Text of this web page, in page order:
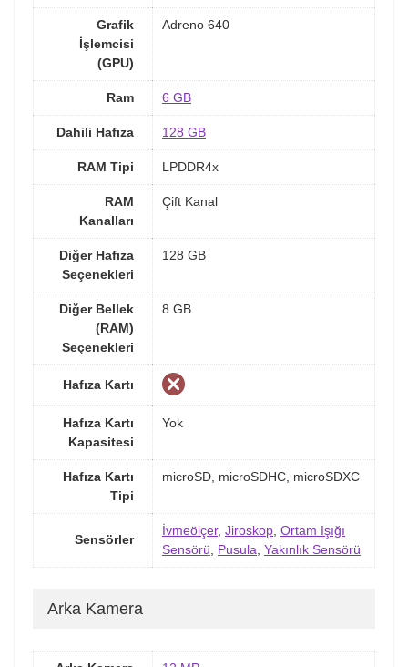
Grafik
İşlemcisi
(GPU)
Adreno 640
Ram 6 GB
Dahili Hafıza 128 GB
RAM Tipi LPDDR4x
RAM
Kanalları
Çift Kanal
Diğer Hafıza
Seçenekleri
128 GB
Diğer Bellek
(RAM)
Seçenekleri
8 GB
Hafıza Kartı
Hafıza Kartı
Kapasitesi
Yok
Hafıza Kartı
Tipi
microSD, microSDHC, microSDXC
Sensörler
İvmeölçer, Jiroskop Ortam Işığı
Sensörü
Pusula Yakınlık Sensörü
Arka Kamera